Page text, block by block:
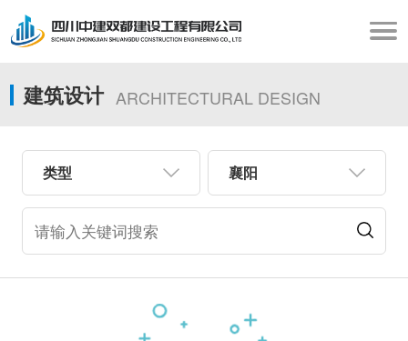
建筑设计 ARCHITECTURAL DESIGN
类型 襄阳